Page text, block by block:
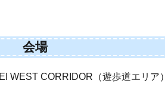
会場
WEST CORRIDOR（遊歩道エリア）